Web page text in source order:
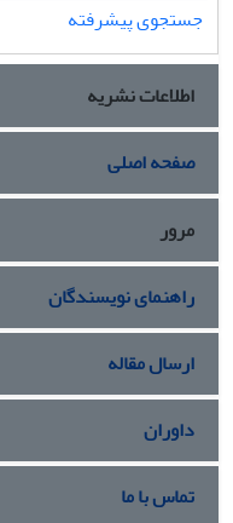
جستجوی پیشرفته
اطلاعات نشریه
صفحه اصلی
مرور
راهنمای نویسندگان
ارسال مقاله
داوران
تماس با ما